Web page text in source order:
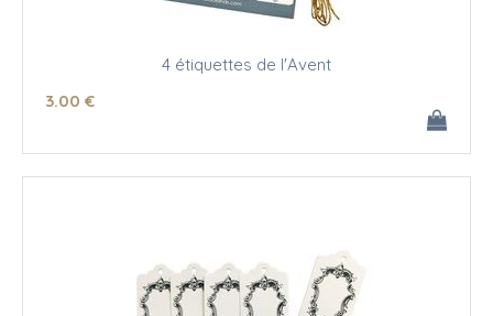
4 étiquettes de l'Avent
3.00 €